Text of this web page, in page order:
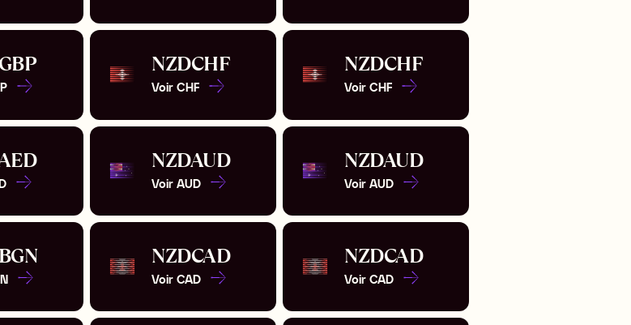
NZDCHF
Voir CHF
NZDCHF
Voir CHF
NZDAUD
Voir AUD
NZDAUD
Voir AUD
NZDCAD
Voir CAD
NZDCAD
Voir CAD